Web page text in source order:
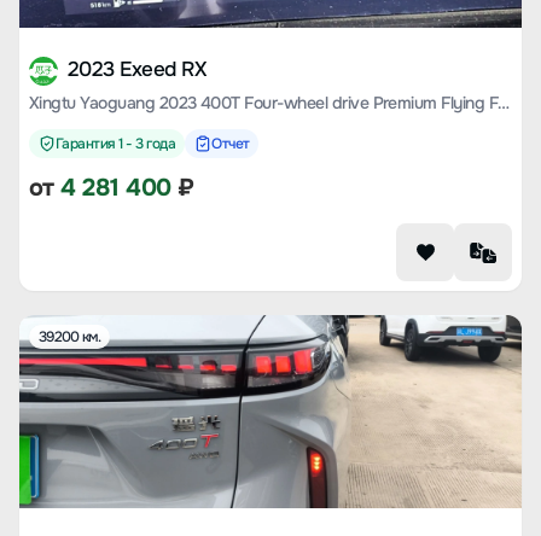
2023 Exeed RX
Xingtu Yaoguang 2023 400T Four-wheel drive Premium Flying Fish Edition
Гарантия 1 - 3 года Отчет
от4 281 400₽
39200 км.